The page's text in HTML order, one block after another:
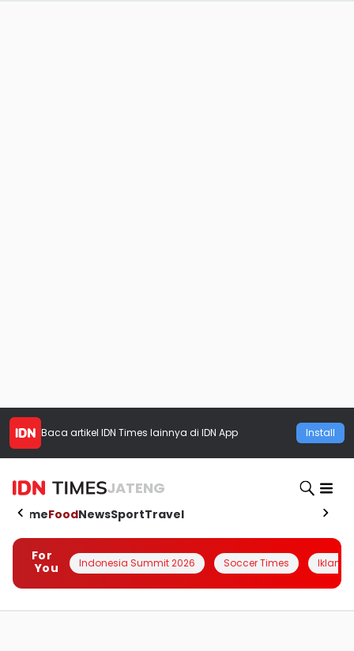
Baca artikel IDN Times lainnya di IDN App Install
JATENG
HomeFoodNewsSportTravel
For
You
Indonesia Summit 2026 Soccer Times Iklanin